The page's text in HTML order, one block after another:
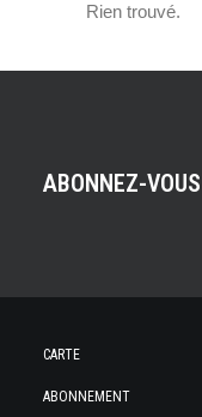
Rien trouvé.
ABONNEZ-
CARTE
ABONNEMENT